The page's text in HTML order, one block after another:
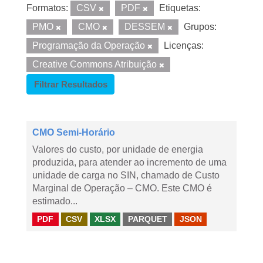
Formatos: CSV PDF
Etiquetas:
PMO
CMO DESSEM
Grupos:
Programação da Operação
Licenças:
Creative Commons Atribuição
Filtrar Resultados
CMO Semi-Horário
Valores do custo, por unidade de energia
produzida, para atender ao incremento de uma
unidade de carga no SIN, chamado de Custo
Marginal de Operação – CMO. Este CMO é
estimado...
PDF CSV XLSX PARQUET JSON